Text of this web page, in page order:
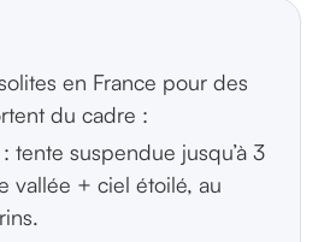
en France pour des
du cadre :
: tente suspendue jusqu’à 3
vallée + ciel étoilé, au